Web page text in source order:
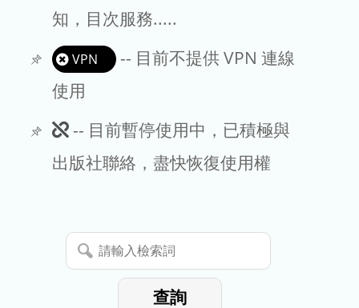
EndNote
知，目次服務.....
VPN
-- 目前不提供 VPN 連線
使用
此
期
暫
停
-- 目前暫停使用中，已積極與
出版社聯絡，盡快恢復使用權
請
輸
查詢